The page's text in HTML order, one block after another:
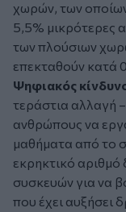
χωρών, των οποίων
5,5% μικρότερες
των πλούσιων
επεκταθούν κατά
Ψηφιακός
τεράστια αλλαγή
ανθρώπους να
μαθήματα από το
εκρηκτικό
συσκευών για να
που έχει αυξήσει